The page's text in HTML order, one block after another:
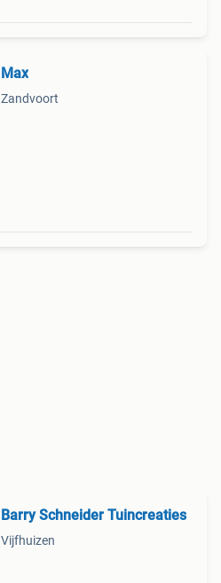
Max
Zandvoort
Barry Schneider Tuincreaties
Vijfhuizen